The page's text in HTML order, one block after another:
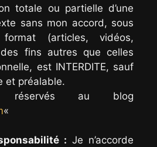
totale ou partielle d’une
sans mon accord, sous
format (articles, vidéos,
fins autres que celles
est INTERDITE, sauf
et préalable.
réservés au blog
«
: Je n’accorde